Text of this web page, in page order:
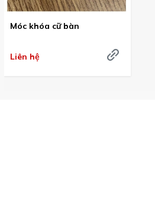
Móc khóa cữ bàn
Liên hệ